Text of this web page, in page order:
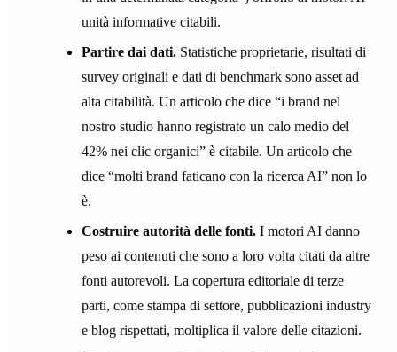
unità informative citabili.
Partire dai dati. Statistiche proprietarie, risultati di
survey originali e dati di benchmark sono asset ad
alta citabilità. Un articolo che dice “i brand nel
nostro studio hanno registrato un calo medio del
42% nei clic organici” è citabile. Un articolo che
dice “molti brand faticano con la ricerca AI” non lo
è.
Costruire autorità delle fonti. I motori AI danno
peso ai contenuti che sono a loro volta citati da altre
fonti autorevoli. La copertura editoriale di terze
parti, come stampa di settore, pubblicazioni industry
e blog rispettati, moltiplica il valore delle citazioni.